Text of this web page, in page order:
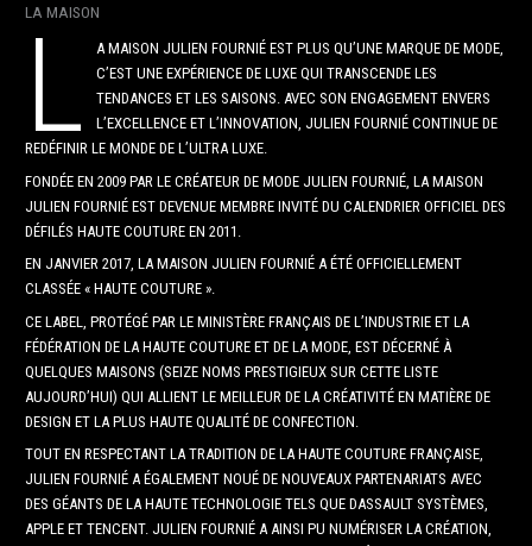
LA MAISON
L
A MAISON JULIEN FOURNIÉ EST PLUS QU’UNE MARQUE DE MODE,
C’EST UNE EXPÉRIENCE DE LUXE QUI TRANSCENDE LES
TENDANCES ET LES SAISONS. AVEC SON ENGAGEMENT ENVERS
L’EXCELLENCE ET L’INNOVATION, JULIEN FOURNIÉ CONTINUE DE
REDÉFINIR LE MONDE DE L’ULTRA LUXE.
FONDÉE EN 2009 PAR LE CRÉATEUR DE MODE JULIEN FOURNIÉ, LA MAISON
JULIEN FOURNIÉ EST DEVENUE MEMBRE INVITÉ DU CALENDRIER OFFICIEL DES
DÉFILÉS HAUTE COUTURE EN 2011.
EN JANVIER 2017, LA MAISON JULIEN FOURNIÉ A ÉTÉ OFFICIELLEMENT
CLASSÉE « HAUTE COUTURE ».
CE LABEL, PROTÉGÉ PAR LE MINISTÈRE FRANÇAIS DE L’INDUSTRIE ET LA
FÉDÉRATION DE LA HAUTE COUTURE ET DE LA MODE, EST DÉCERNÉ À
QUELQUES MAISONS (SEIZE NOMS PRESTIGIEUX SUR CETTE LISTE
AUJOURD’HUI) QUI ALLIENT LE MEILLEUR DE LA CRÉATIVITÉ EN MATIÈRE DE
DESIGN ET LA PLUS HAUTE QUALITÉ DE CONFECTION.
TOUT EN RESPECTANT LA TRADITION DE LA HAUTE COUTURE FRANÇAISE,
JULIEN FOURNIÉ A ÉGALEMENT NOUÉ DE NOUVEAUX PARTENARIATS AVEC
DES GÉANTS DE LA HAUTE TECHNOLOGIE TELS QUE DASSAULT SYSTÈMES,
APPLE ET TENCENT. JULIEN FOURNIÉ A AINSI PU NUMÉRISER LA CRÉATION,